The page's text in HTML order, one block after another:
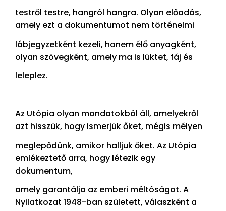
testről testre, hangról hangra. Olyan előadás,
amely ezt a dokumentumot nem történelmi
lábjegyzetként kezeli, hanem élő anyagként,
olyan szövegként, amely ma is lüktet, fáj és
leleplez.
Az Utópia olyan mondatokból áll, amelyekről
azt hisszük, hogy ismerjük őket, mégis mélyen
meglepődünk, amikor halljuk őket. Az Utópia
emlékeztető arra, hogy létezik egy
dokumentum,
amely garantálja az emberi méltóságot. A
Nyilatkozat 1948-ban született, válaszként a